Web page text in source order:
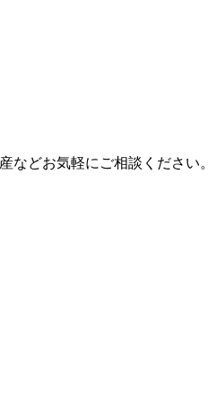
などお気軽にご相談ください。